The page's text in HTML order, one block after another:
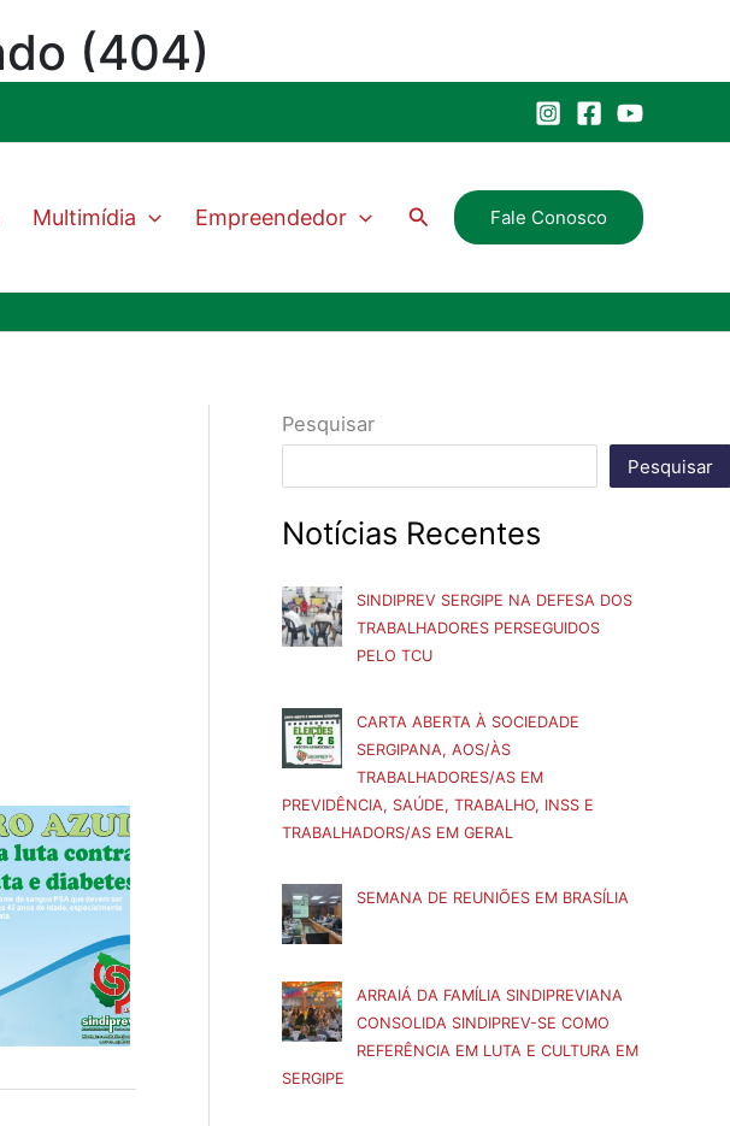
Multimídia Empreendedor PesquisarFale Conosco
Pesquisar
Pesquisar
Notícias Recentes
SINDIPREV SERGIPE NA DEFESA DOS
TRABALHADORES PERSEGUIDOS
PELO TCU
CARTA ABERTA À SOCIEDADE
SERGIPANA, AOS/ÀS
TRABALHADORES/AS EM
PREVIDÊNCIA, SAÚDE, TRABALHO, INSS E
TRABALHADORS/AS EM GERAL
SEMANA DE REUNIÕES EM BRASÍLIA
ARRAIÁ DA FAMÍLIA SINDIPREVIANA
CONSOLIDA SINDIPREV-SE COMO
REFERÊNCIA EM LUTA E CULTURA EM
SERGIPE